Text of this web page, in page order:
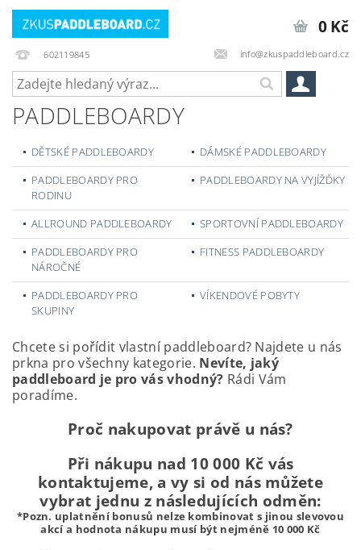
602119845 info@zkuspaddleboard.cz
0 Kč
PADDLEBOARDY
DĚTSKÉ PADDLEBOARDY
DÁMSKÉ PADDLEBOARDY
PADDLEBOARDY PRO
RODINU
PADDLEBOARDY NA VYJÍŽĎKY
ALLROUND PADDLEBOARDY
SPORTOVNÍ PADDLEBOARDY
PADDLEBOARDY PRO
NÁROČNÉ
FITNESS PADDLEBOARDY
PADDLEBOARDY PRO
SKUPINY
VÍKENDOVÉ POBYTY
Chcete si pořídit vlastní paddleboard? Najdete u nás
prkna pro všechny kategorie. Nevíte, jaký
paddleboard je pro vás vhodný? Rádi Vám
poradíme.
Proč nakupovat právě u nás?
Při nákupu nad 10 000 Kč vás
kontaktujeme, a vy si od nás můžete
vybrat jednu z následujících odměn:
*Pozn. uplatnění bonusů nelze kombinovat s jinou slevovou
akcí a hodnota nákupu musí být nejméně 10 000 Kč